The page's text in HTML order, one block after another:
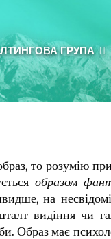
ГРУПА
то розумію
образом
на
видіння чи
Образ має